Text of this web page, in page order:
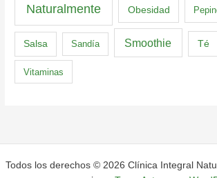
Naturalmente Obesidad
Salsa Sandía Smoothie Té
Vitaminas
Todos los derechos © 2026 Clínica Integral